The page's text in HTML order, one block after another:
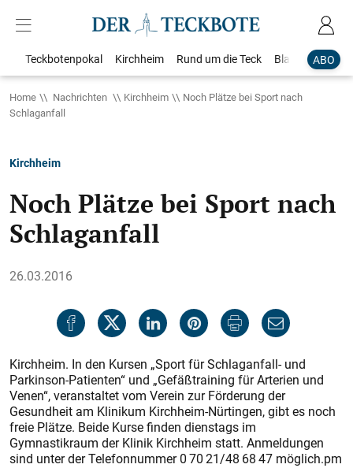
ABO
Teckbotenpokal Kirchheim Rund um die Teck Blaulicht
Home Nachrichten Kirchheim
Noch Plätze bei Sport nach
Schlaganfall
Kirchheim
Noch Plätze bei Sport nach
Schlaganfall
26.03.2016
Kirchheim. In den Kursen „Sport für Schlaganfall- und
Parkinson-Patienten“ und „Gefäßtraining für Arterien und
Venen“, veranstaltet vom Verein zur Förderung der
Gesundheit am Klinikum Kirchheim-Nürtingen, gibt es noch
freie Plätze. Beide Kurse finden dienstags im
Gymnastikraum der Klinik Kirchheim statt. Anmeldungen
sind unter der Telefonnummer 0 70 21/48 68 47 möglich.pm